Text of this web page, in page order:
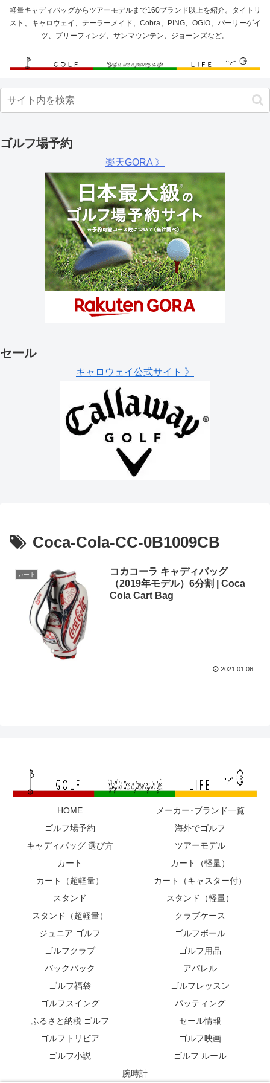
軽量キャディバッグからツアーモデルまで160ブランド以上を紹介。タイトリ
スト、キャロウェイ、テーラーメイド、Cobra、PING、OGIO、パーリーゲイ
ツ、ブリーフィング、サンマウンテン、ジョーンズなど。
ゴルフ場予約
楽天GORA 》
セール
キャロウェイ公式サイト 》
Coca-Cola-CC-0B1009CB
カート
コカコーラ キャディバッグ
（2019年モデル）6分割 | Coca
Cola Cart Bag
2021.01.06
HOME
メーカー･ブランド一覧
ゴルフ場予約
海外でゴルフ
キャディバッグ 選び方
ツアーモデル
カート
カート（軽量）
カート（超軽量）
カート（キャスター付）
スタンド
スタンド（軽量）
スタンド（超軽量）
クラブケース
ジュニア ゴルフ
ゴルフボール
ゴルフクラブ
ゴルフ用品
バックパック
アパレル
ゴルフ福袋
ゴルフレッスン
ゴルフスイング
パッティング
ふるさと納税 ゴルフ
セール情報
ゴルフトリビア
ゴルフ映画
ゴルフ小説
ゴルフ ルール
腕時計